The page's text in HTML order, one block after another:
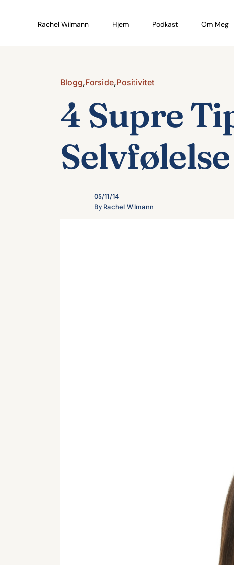
Rachel Wilmann Hjem Podkast Om Meg
Blogg,Forside,Positivitet
4 Supre
Selvfølelse
05/11/14
By Rachel Wilmann